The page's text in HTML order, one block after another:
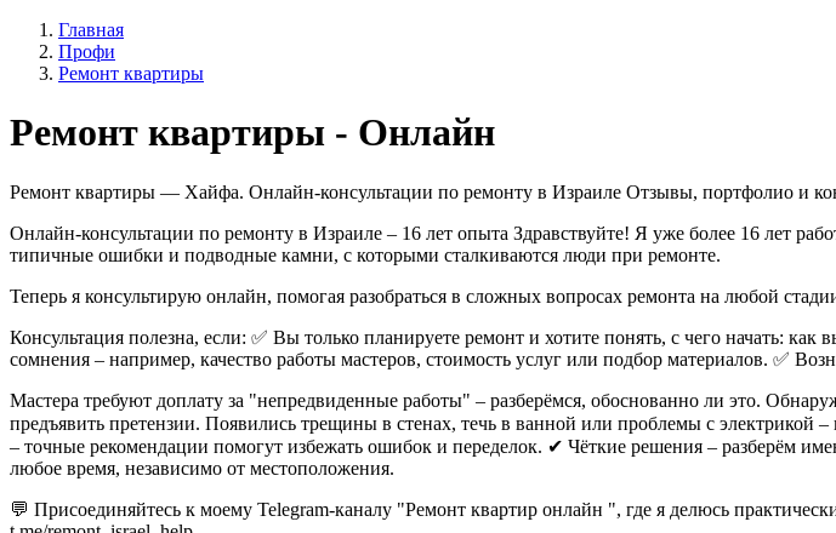
Главная
Профи
Ремонт квартиры
Ремонт квартиры - Онлайн
Ремонт квартиры — Хайфа. Онлайн-консультации по ремонту в Израиле Отзывы, портфолио и
Онлайн-консультации по ремонту в Израиле – 16 лет опыта Здравствуйте! Я уже более 16 лет
типичные ошибки и подводные камни, с которыми сталкиваются люди при ремонте.
Теперь я консультирую онлайн, помогая разобраться в сложных вопросах ремонта на любой
Консультация полезна, если: ✅ Вы только планируете ремонт и хотите понять, с чего начать:
сомнения – например, качество работы мастеров, стоимость услуг или подбор материалов. ✅
Мастера требуют доплату за "непредвиденные работы" – разберёмся, обоснованно ли это.
предъявить претензии. Появились трещины в стенах, течь в ванной или проблемы с электрикой
– точные рекомендации помогут избежать ошибок и переделок. ✔ Чёткие решения – разберём
любое время, независимо от местоположения.
💬 Присоединяйтесь к моему Telegram-каналу "Ремонт квартир онлайн ", где я делюсь